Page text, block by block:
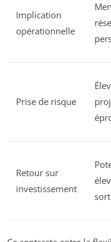
Implication
opérationnelle
Prise de risque
Retour sur
investissement